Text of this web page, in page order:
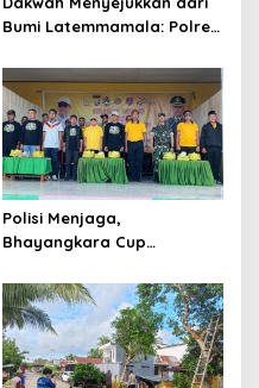
Bumi Latemmamala: Polres
Kamtibmas di Lomba Dai
Polda Sulsel
Polisi Menjaga,
Bhayangkara Cup